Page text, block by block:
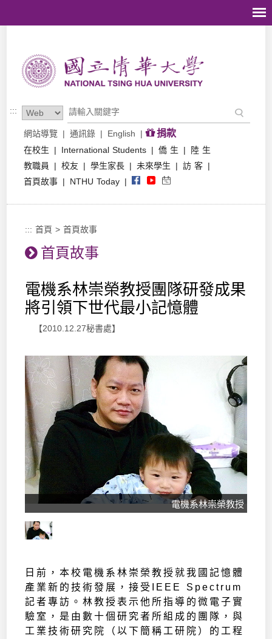
:::
網站導覽 | 通訊錄 | English | 捐款
在校生 | International Students | 僑 生 |
陸 生
教職員
| 校友 | 學生家長 | 未來學生 | 訪 客 |
首頁故事 | NTHU Today |
::: 首頁 >首頁故事
首頁故事
電機系林崇榮教授團隊研發成果
將引領下世代最小記憶體
【2010.12.27秘書處】
電機系林崇榮教授
日前，本校電機系林崇榮教授就我國記憶體
產業新的技術發展，接受IEEE Spectrum
記者專訪。林教授表示他所指導的微電子實
驗室，是由數十個研究者所組成的團隊，與
工業技術研究院（以下簡稱工研院）的工程